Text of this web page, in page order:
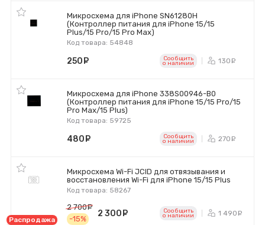
Микросхема для iPhone SN61280H
(Контроллер питания для iPhone 15/15
Plus/15 Pro/15 Pro Max)
Код товара: 54848
250 Сообщить
o наличии 130
Микросхема для iPhone 338S00946-B0
(Контроллер питания для iPhone 15/15 Pro/15
Pro Max/15 Plus)
Код товара: 59725
480 Сообщить
o наличии 270
Микросхема Wi-Fi JCID для отвязывания и
восстановления Wi-Fi для iPhone 15/15 Plus
Код товара: 58267
Распродажа
2 700
-15%
2 300 руб.Сообщить
o наличии 1 490